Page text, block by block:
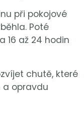
při pokojové
Poté
16 až 24 hodin
chutě, které
a opravdu